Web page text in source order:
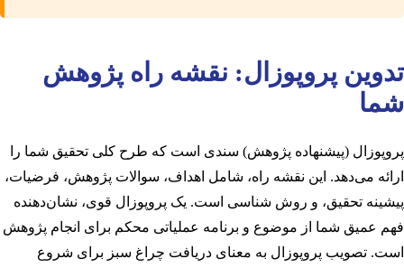
تدوین پروپوزال: نقشه راه پژوهش
شما
پروپوزال (پیشنهاده پژوهش) سندی است که طرح کلی تحقیق شما را
ارائه می‌دهد. این نقشه راه، شامل اهداف، سوالات پژوهش، فرضیات،
پیشینه تحقیق، و روش شناسی است. یک پروپوزال قوی، نشان‌دهنده
فهم عمیق شما از موضوع و برنامه عملیاتی محکم برای انجام پژوهش
است. تصویب پروپوزال به معنای دریافت چراغ سبز برای شروع